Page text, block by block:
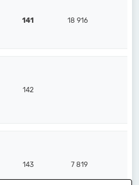
141 18 916
142
143 7 819